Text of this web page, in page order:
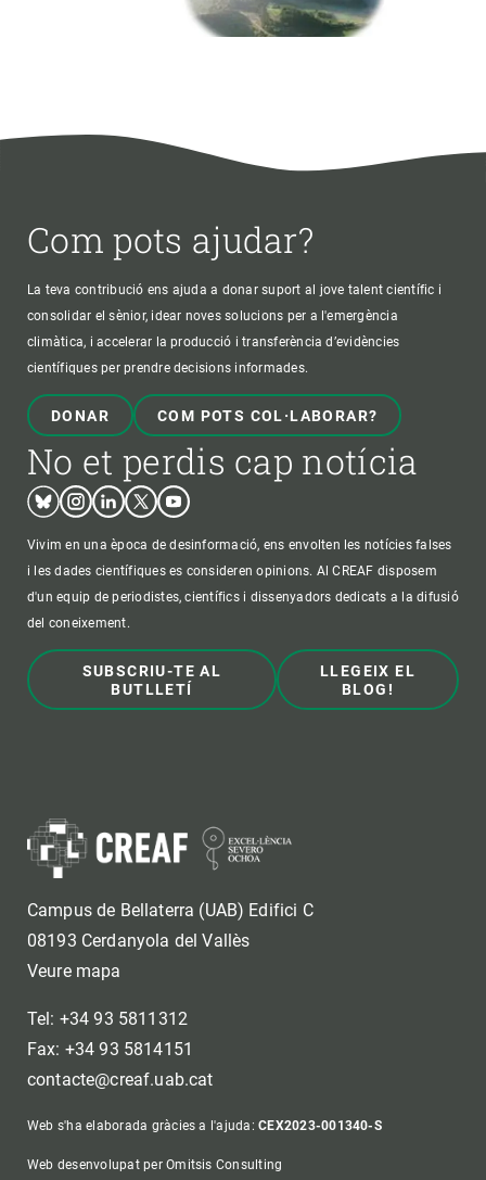
Com pots ajudar?
La teva contribució ens ajuda a donar suport al jove talent científic i
consolidar el sènior, idear noves solucions per a l'emergència
climàtica, i accelerar la producció i transferència d’evidències
científiques per prendre decisions informades.
DONAR COM POTS COL·LABORAR?
No et perdis cap notícia
BlueskyInstagram
LinkedinTwitterYoutube
Vivim en una època de desinformació, ens envolten les notícies falses
i les dades científiques es consideren opinions. Al CREAF disposem
d'un equip de periodistes, científics i dissenyadors dedicats a la difusió
del coneixement.
SUBSCRIU-TE AL
BUTLLETÍ
LLEGEIX EL
BLOG!
Campus de Bellaterra (UAB) Edifici C
08193 Cerdanyola del Vallès
Veure mapa
Tel: +34 93 5811312
Fax: +34 93 5814151
contacte@creaf.uab.cat
Web s'ha elaborada gràcies a l'ajuda:CEX2023-001340-S
Web desenvolupat per Omitsis Consulting